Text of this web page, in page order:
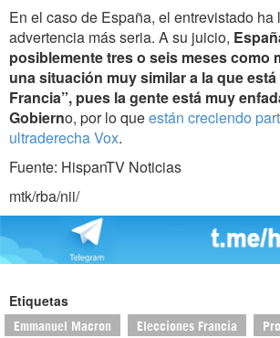
En el caso de España, el entrevistado ha
advertencia más seria. A su juicio,
posiblemente tres o seis meses como
una situación muy similar a la que
Francia”, pues la gente está muy
Gobierno, por lo queestán creciendo
ultraderecha Vox.
Fuente: HispanTV Noticias
mtk/rba/nii/
Etiquetas
Emmanuel Macron Elecciones Francia